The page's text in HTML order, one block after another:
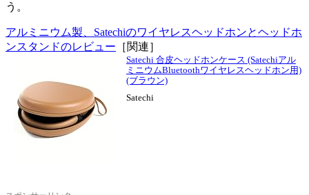
う。
アルミニウム製、Satechiのワイヤレスヘッドホンとヘッドホ
ンスタンドのレビュー ［関連］
Satechi 合皮ヘッドホンケース (Satechiアル
ミニウムBluetoothワイヤレスヘッドホン用)
(ブラウン)
Satechi